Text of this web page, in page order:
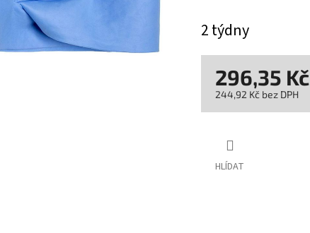
2 týdny
HLÍDAT
296,35 Kč
244,92 Kč bez DPH